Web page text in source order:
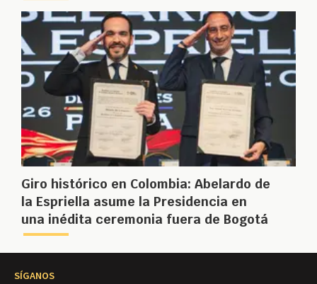
Giro histórico en Colombia: Abelardo de
la Espriella asume la Presidencia en
una inédita ceremonia fuera de Bogotá
SÍGANOS